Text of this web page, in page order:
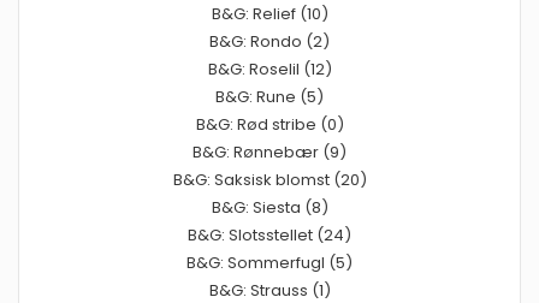
B&G: Relief (10)
B&G: Rondo (2)
B&G: Roselil (12)
B&G: Rune (5)
B&G: Rød stribe (0)
B&G: Rønnebær (9)
B&G: Saksisk blomst (20)
B&G: Siesta (8)
B&G: Slotsstellet (24)
B&G: Sommerfugl (5)
B&G: Strauss (1)